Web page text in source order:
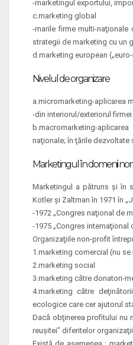
-marketingul exportului,
c.marketing global
-marile firme multi-
strategii de marketing cu un
d.marketing european
Nivelul de organizare
a.micromarketing-aplicarea
-din interiorul/exteriorul firmei
b.macromarketing-
naţionale; în ţările
Marketingul în domenii
Marketingul a pătruns şi în
Kotler şi Zaltman în 1971 în
-1972 „Congres naţional de
-1975 „Congres internaţional
Organizaţiile non-profit
1.marketing comercial (nu
2.marketing social
3.marketing către donatori-
4.marketing către
ecologice care cer ajutorul
Dacă obţinerea profitului nu
reuşitei” diferitelor